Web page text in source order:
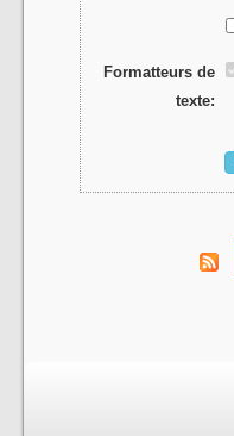
Formatteurs de
texte: